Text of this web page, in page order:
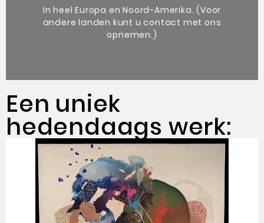
In heel Europa en Noord-Amerika. (Voor
andere landen kunt u contact met ons
opnemen.)
Een uniek
hedendaags werk: